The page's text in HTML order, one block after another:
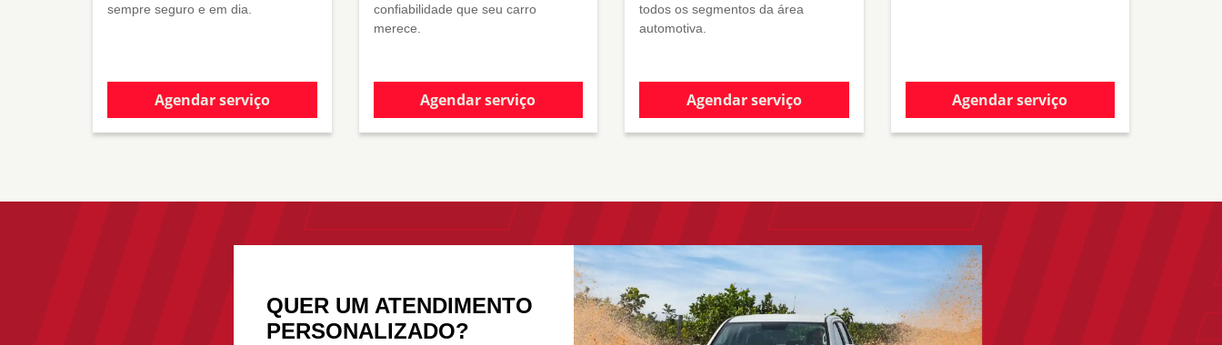
sempre seguro e em dia.
Agendar serviço
confiabilidade que seu carro
merece.
Agendar serviço
todos os segmentos da área
automotiva.
Agendar serviço Agendar serviço
QUER UM ATENDIMENTO
PERSONALIZADO?